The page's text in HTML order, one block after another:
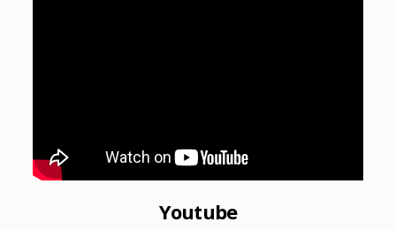
Youtube